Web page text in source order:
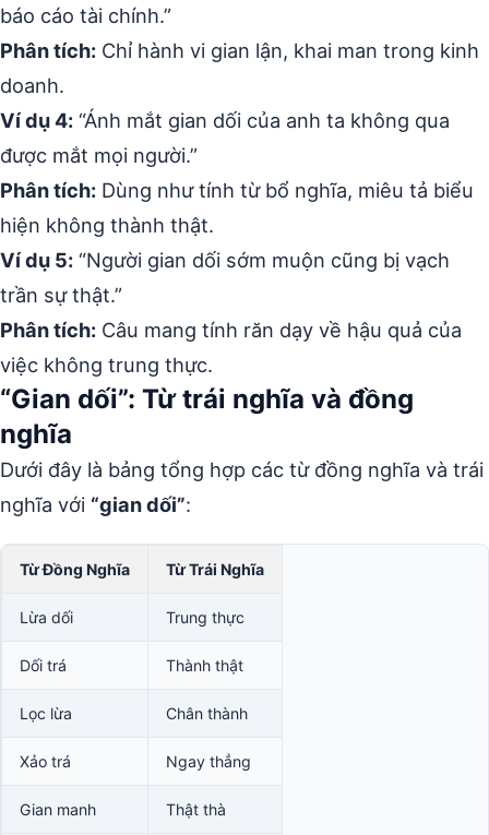
báo cáo tài chính.”
Phân tích: Chỉ hành vi gian lận, khai man trong kinh
doanh.
Ví dụ 4: “Ánh mắt gian dối của anh ta không qua
được mắt mọi người.”
Phân tích: Dùng như tính từ bổ nghĩa, miêu tả biểu
hiện không thành thật.
Ví dụ 5: “Người gian dối sớm muộn cũng bị vạch
trần sự thật.”
Phân tích: Câu mang tính răn dạy về hậu quả của
việc không trung thực.
“Gian dối”: Từ trái nghĩa và đồng
nghĩa
Dưới đây là bảng tổng hợp các từ đồng nghĩa và trái
nghĩa với “gian dối”:
Từ Đồng Nghĩa Từ Trái Nghĩa
Lừa dối Trung thực
Dối trá Thành thật
Lọc lừa Chân thành
Xảo trá Ngay thẳng
Gian manh Thật thà